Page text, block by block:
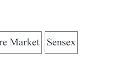
Sensex
Market